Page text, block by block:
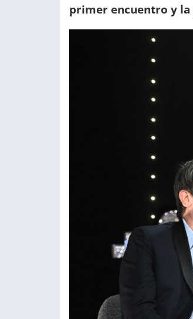
primer encuentro y